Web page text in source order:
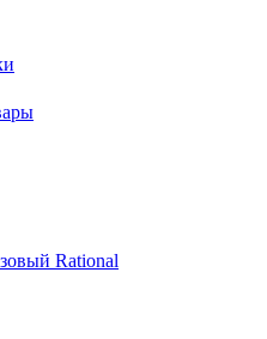
Rational